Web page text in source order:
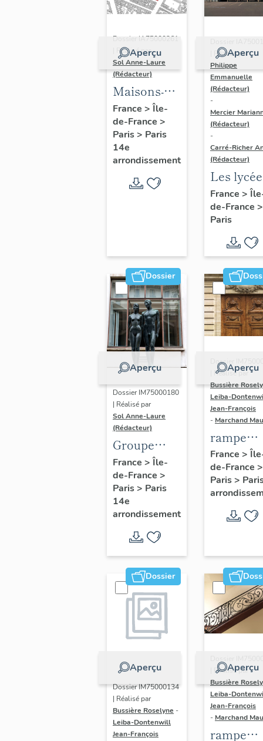
Aperçu
Dossier IA75000261
| Réalisé par
Sol Anne-Laure
(Rédacteur)
Maisons-
immeubles
France > Île-
de-France >
Paris> Paris
14e
arrondissement
Aperçu
| Réalisé par
Philippe
Emmanuelle
(Rédacteur)
-
Mercier
(Rédacteur)
-
Carré-Richer
(Rédacteur)
Les
Jean-
Dondel
Roger
Dhuit
France >
de-France >
Paris
Dossier
Aperçu
Dossier IM75000180
| Réalisé par
Sol Anne-Laure
(Rédacteur)
Groupe
sculpté :
Les
Adolescents
France > Île-
de-France >
Paris> Paris
14e
arrondissement
Aperçu
Dossier
| Réalisé par
Bussière
Leiba-
Jean-François
- Marchand
rampe
d'appui,
escalier
l' hôtel
(non
France >
de-France >
Paris>
Dossier
Aperçu
Dossier IM75000134
| Réalisé par
Bussière Roselyne -
Leiba-Dontenwill
Jean-François
Aperçu
| Réalisé par
Bussière
Leiba-
Jean-François
- Marchand
rampe